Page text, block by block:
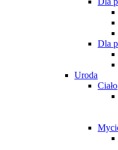
Dla
Uroda
Ciało